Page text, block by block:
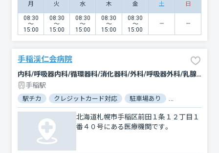
月 火 水 木 金 土 日
08:30
〜
15:00
08:30
〜
15:00
08:30
〜
15:00
08:30
〜
15:00
08:30
〜
15:00
手稲渓仁会病院
内科/呼吸器内科/循環器科/消化器科/外科/呼吸器外科/乳腺外科/心臓血管外科/整形外科/脳神経外科/形成外科/リウマチ科/小児科/皮膚科/泌尿器科/産科/婦人科/眼科/耳鼻咽喉科/リハビリテーション/麻酔科/歯科口腔外科/小児歯科/血液内科/腎臓内科・外科/神経内科/放射線科/臨床検査・病理診断/救急科/腫瘍内科・外科
手稲駅
駅チカ クレジットカード対応 駐車場あり
北海道札幌市手稲区前田１条１２丁目１
番４０号にある医療機関です。